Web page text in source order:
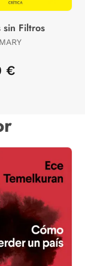
sin Filtros
€